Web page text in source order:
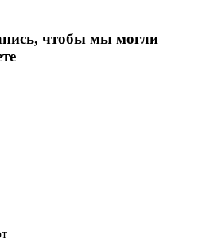
чтобы мы могли